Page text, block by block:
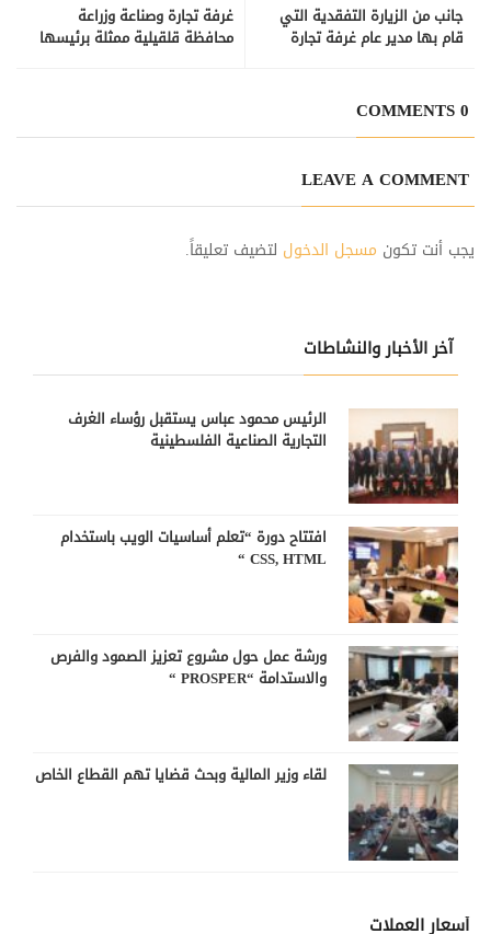
غرفة تجارة وصناعة وزراعة
محافظة قلقيلية ممثلة برئيسها
جانب من الزيارة التفقدية التي
قام بها مدير عام غرفة تجارة
الطعام، في اللقاء الرابع0 COMMENTS
LEAVE A COMMENT
يجب أنت تكون مسجل الدخول لتضيف تعليقاً.
آخر الأخبار والنشاطات
الرئيس محمود عباس يستقبل رؤساء الغرف
التجارية الصناعية الفلسطينية
افتتاح دورة “تعلم أساسيات الويب باستخدام
CSS, HTML “
ورشة عمل حول مشروع تعزيز الصمود والفرص
والاستدامة “PROSPER “
لقاء وزير المالية وبحث قضايا تهم القطاع الخاص
أسعار العملات